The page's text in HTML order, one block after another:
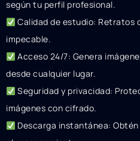
según tu perfil profesional.
Calidad de estudio: Retratos
impecable.
Acceso 24/7: Genera
desde cualquier lugar.
Seguridad y privacidad:
imágenes con cifrado.
Descarga instantánea: